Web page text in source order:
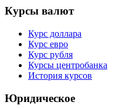
Курсы валют
Курс доллара
Курс евро
Курс рубля
Курсы центробанка
История курсов
Юридическое